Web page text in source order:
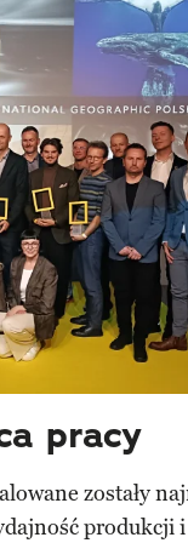
pracy
zostały
produkcji